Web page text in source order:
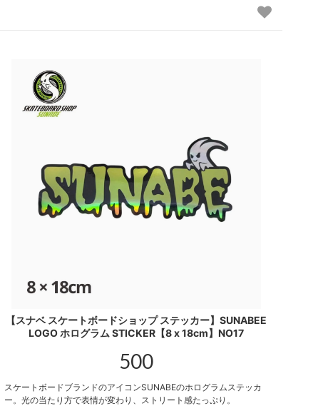
【スナベ スケートボードショップ ステッカー】SUNABEE
LOGO ホログラム STICKER【8 x 18cm】NO17
500
スケートボードブランドのアイコンSUNABEのホログラムステッカ
ー。光の当たり方で表情が変わり、ストリート感たっぷり。